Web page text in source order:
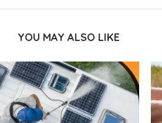
YOU MAY ALSO LIKE